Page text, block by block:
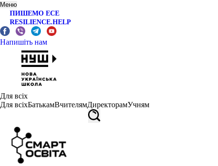
Меню
ПИШЕМО ЕСЕ
RESILIENCE.HELP
Напишіть нам
Для всіх
Для всіхБатькамВчителямДиректорамУчням